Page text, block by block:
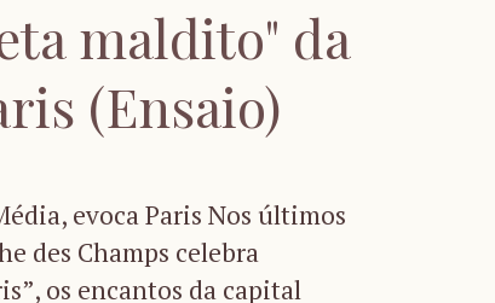
maldito" da
(Ensaio)
evoca Paris Nos últimos
des Champs celebra
os encantos da capital